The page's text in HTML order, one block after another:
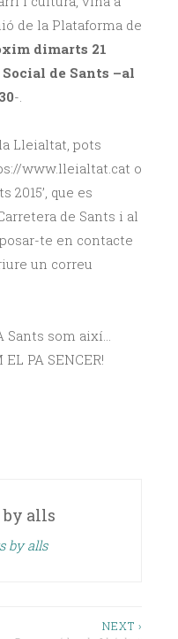
de la Plataforma de
dimarts 21
de Sants –al
-.
Lleialtat, pots
www.lleialtat.cat o
que es
de Sants i al
te en contacte
un correu
Sants som així…
PA SENCER!
alls
by alls
NEXT ›